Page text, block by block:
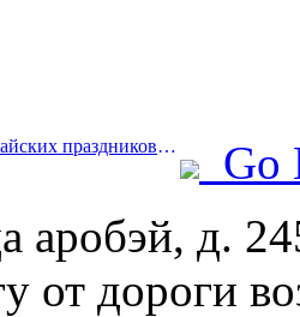
Prev:Во время первомайских праздников по железной дороге в дельте реки Янцзы было перевезено более 21,38 миллиона пассажиров.
Go
аробэй, д.
от дороги